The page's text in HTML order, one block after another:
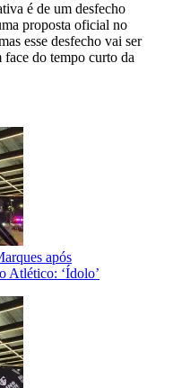
é de um desfecho
proposta oficial no
esse desfecho vai ser
do tempo curto da
após
Atlético: ‘Ídolo’